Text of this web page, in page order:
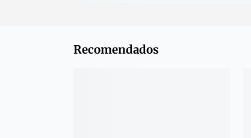
Recomendados